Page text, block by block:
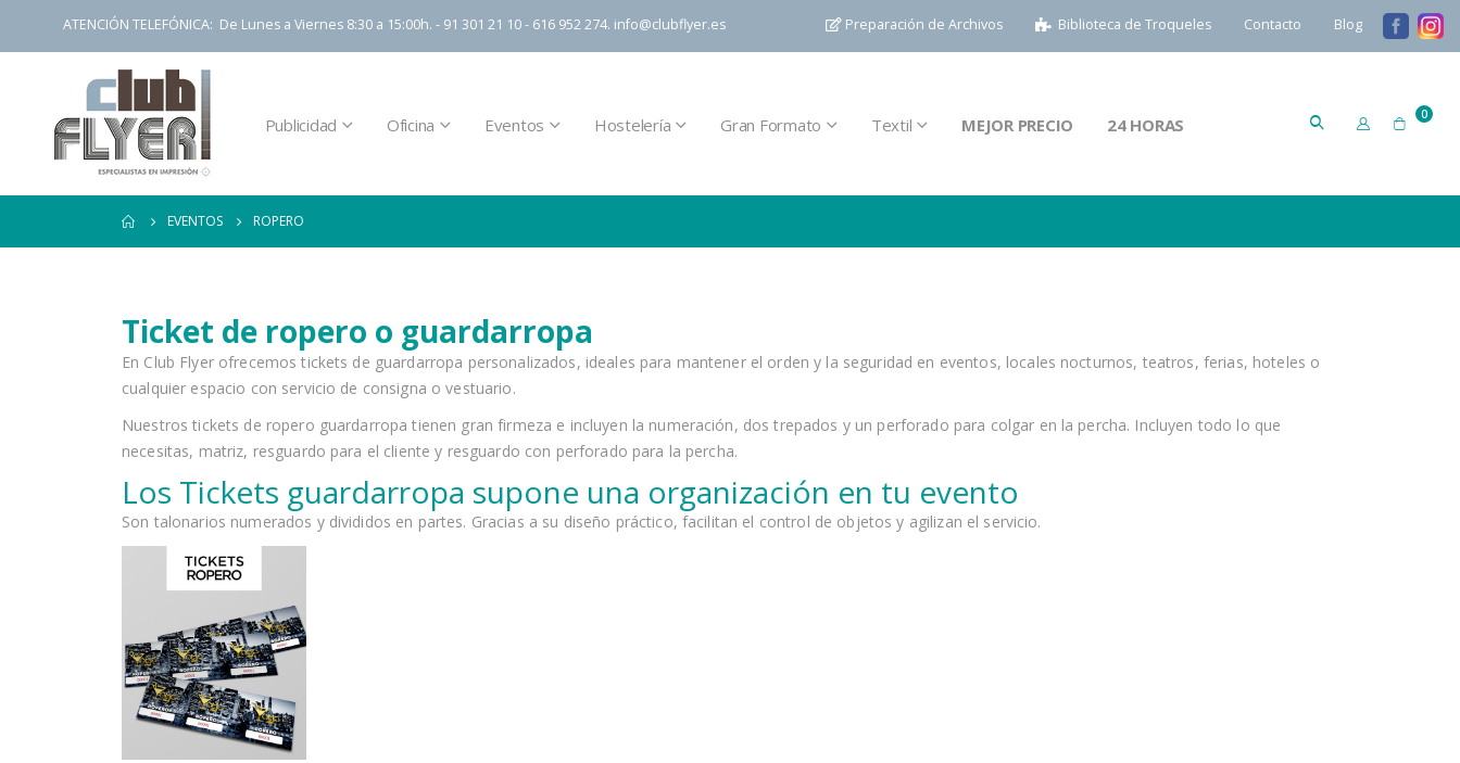
ATENCIÓN TELEFÓNICA: De Lunes a Viernes 8:30 a 15:00h. - 91 301 21 10 - 616 952 274. info@clubflyer.es Preparación de Archivos Biblioteca de Troqueles Contacto Blog
Publicidad Oficina Eventos Hostelería Gran Formato Textil MEJOR PRECIO 24 HORAS Cart
0
EVENTOS ROPERO
Ticket de ropero o guardarropa
En Club Flyer ofrecemos tickets de guardarropa personalizados, ideales para mantener el orden y la seguridad en eventos, locales nocturnos, teatros, ferias, hoteles o
cualquier espacio con servicio de consigna o vestuario.
Nuestros tickets de ropero guardarropa tienen gran firmeza e incluyen la numeración, dos trepados y un perforado para colgar en la percha. Incluyen todo lo que
necesitas, matriz, resguardo para el cliente y resguardo con perforado para la percha.
Los Tickets guardarropa supone una organización en tu evento
Son talonarios numerados y divididos en partes. Gracias a su diseño práctico, facilitan el control de objetos y agilizan el servicio.